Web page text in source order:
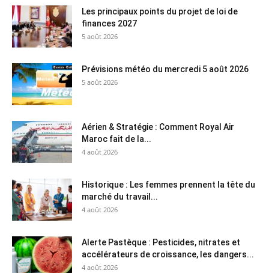
Les principaux points du projet de loi de
finances 2027
5 août 2026
Prévisions météo du mercredi 5 août 2026
5 août 2026
Aérien & Stratégie : Comment Royal Air
Maroc fait de la...
4 août 2026
Historique : Les femmes prennent la tête du
marché du travail...
4 août 2026
Alerte Pastèque : Pesticides, nitrates et
accélérateurs de croissance, les dangers...
4 août 2026